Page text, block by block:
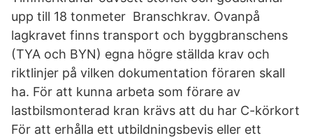
upp till 18 tonmeter Branschkrav. Ovanpå
lagkravet finns transport och byggbranschens
(TYA och BYN) egna högre ställda krav och
riktlinjer på vilken dokumentation föraren skall
ha. För att kunna arbeta som förare av
lastbilsmonterad kran krävs att du har C-körkort
För att erhålla ett utbildningsbevis eller ett